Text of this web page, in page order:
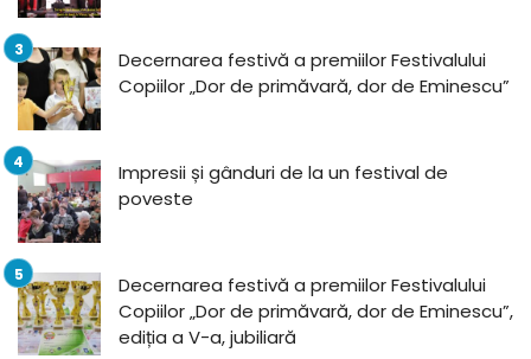
Decernarea festivă a premiilor Festivalului
Copiilor „Dor de primăvară, dor de Eminescu”
Impresii și gânduri de la un festival de
poveste
Decernarea festivă a premiilor Festivalului
Copiilor „Dor de primăvară, dor de Eminescu”,
ediția a V-a, jubiliară